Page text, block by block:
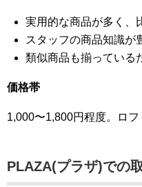
実用的な商品が多く、
スタッフの商品知識が
類似商品も揃っている
価格帯
1,000〜1,800円程度。ロフ
PLAZA(プラザ)での